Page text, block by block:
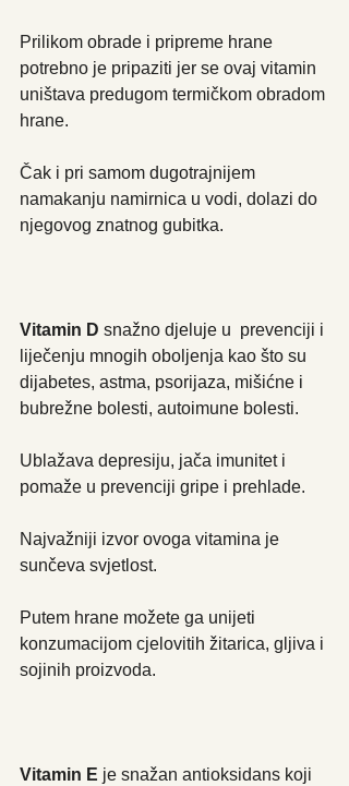
Prilikom obrade i pripreme hrane
potrebno je pripaziti jer se ovaj vitamin
uništava predugom termičkom obradom
hrane.
Čak i pri samom dugotrajnijem
namakanju namirnica u vodi, dolazi do
njegovog znatnog gubitka.
Vitamin D snažno djeluje u  prevenciji i
liječenju mnogih oboljenja kao što su
dijabetes, astma, psorijaza, mišićne i
bubrežne bolesti, autoimune bolesti.
Ublažava depresiju, jača imunitet i
pomaže u prevenciji gripe i prehlade.
Najvažniji izvor ovoga vitamina je
sunčeva svjetlost.
Putem hrane možete ga unijeti
konzumacijom cjelovitih žitarica, gljiva i
sojinih proizvoda.
Vitamin E je snažan antioksidans koji